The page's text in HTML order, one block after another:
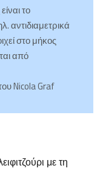
το
αντιδιαμετρικά
στο μήκος
από
Nicola Graf
με τη